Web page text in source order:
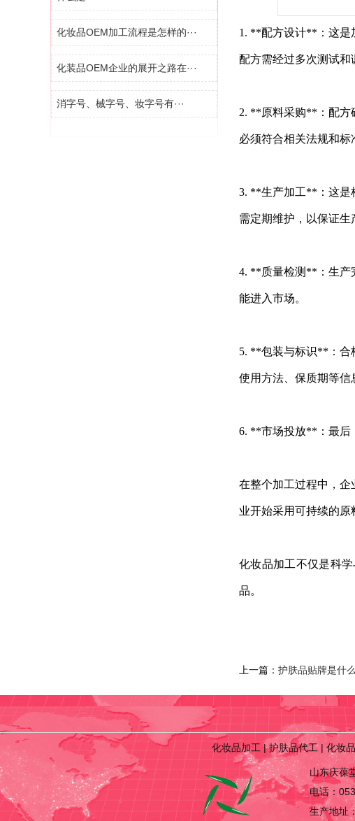
化妆品OEM加工流程是怎样的···
化装品OEM企业的展开之路在···
消字号、械字号、妆字号有···
1. **配方设计**：这是
配方需经过多次测试和
2. **原料采购**：配方
必须符合相关法规和标
3. **生产加工**：这是
需定期维护，以保证生
4. **质量检测**：生产
能进入市场。
5. **包装与标识**：合
使用方法、保质期等信
6. **市场投放**：最后
在整个加工过程中，
业开始采用可持续的原
化妆品加工不仅是科
品。
上一篇： 护肤品贴牌是什
化妆品加工 |护肤品代工|化妆
山东庆葆
电话：
生产地址